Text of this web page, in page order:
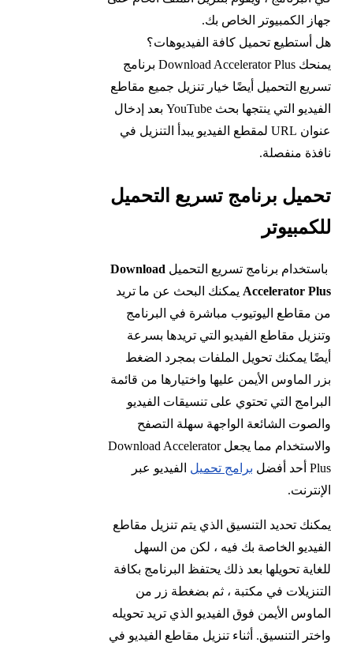
جهاز الكمبيوتر الخاص بك.
هل أستطيع تحميل كافة الفيديوهات؟
يمنحك Download Accelerator Plus برنامج
تسريع التحميل أيضًا خيار تنزيل جميع مقاطع
الفيديو التي ينتجها بحث YouTube بعد إدخال
عنوان URL لمقطع الفيديو يبدأ التنزيل في
نافذة منفصلة.
تحميل برنامج تسريع التحميل
للكمبيوتر
باستخدام برنامج تسريع التحميل Download
Accelerator Plus يمكنك البحث عن ما تريد
من مقاطع اليوتيوب مباشرة في البرنامج
وتنزيل مقاطع الفيديو التي تريدها بسرعة
أيضًا يمكنك تحويل الملفات بمجرد الضغط
بزر الماوس الأيمن عليها واختيارها من قائمة
البرامج التي تحتوي على تنسيقات الفيديو
والصوت الشائعة الواجهة سهلة التصفح
والاستخدام مما يجعل Download Accelerator
Plus أحد أفضل
برامج تحميل الفيديو عبر
الإنترنت.
يمكنك تحديد التنسيق الذي يتم تنزيل مقاطع
الفيديو الخاصة بك فيه ، لكن من السهل
للغاية تحويلها بعد ذلك يحتفظ البرنامج بكافة
التنزيلات في مكتبة ، ثم بضغطة زر من
الماوس الأيمن فوق الفيديو الذي تريد تحويله
واختر التنسيق. أثناء تنزيل مقاطع الفيديو في